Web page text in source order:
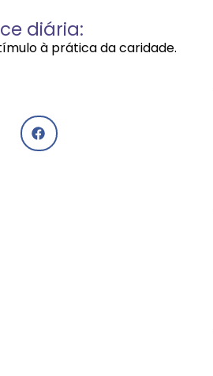
diária:
à prática da caridade.